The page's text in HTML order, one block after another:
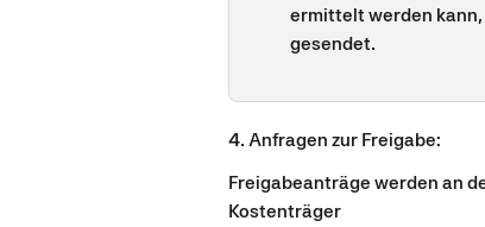
ermittelt werden
gesendet.
4. Anfragen zur Freigabe:
Freigabeanträge werden an
Kostenträger